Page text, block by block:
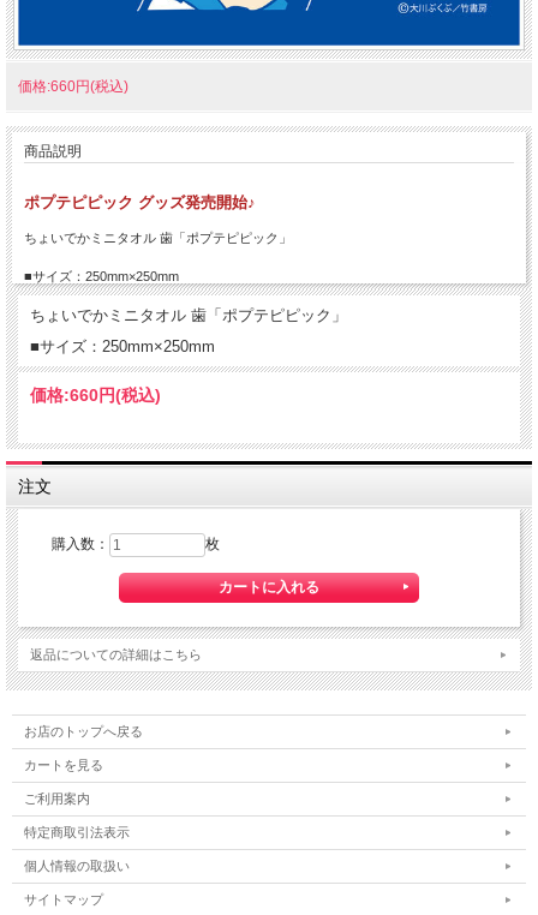
価格:660円(税込)
商品説明
ポプテピピック グッズ発売開始♪
ちょいでかミニタオル 歯「ポプテピピック」
■サイズ：250mm×250mm
ちょいでかミニタオル 歯「ポプテピピック」
■サイズ：250mm×250mm
価格:660円(税込)
注文
購入数： 枚
返品についての詳細はこちら
お店のトップへ戻る
カートを見る
ご利用案内
特定商取引法表示
個人情報の取扱い
サイトマップ